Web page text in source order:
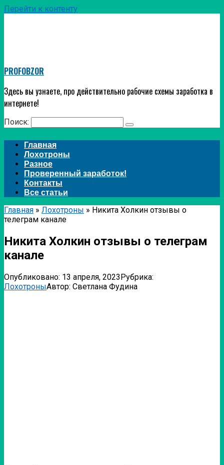
Перейти к контенту
PROFOBZOR
Здесь вы узнаете, про действительно рабочие схемы заработка в
интернете!
Поиск:
Главная
Лохотроны
Разное
Проверенный заработок!
Контакты
Все статьи
Главная » Лохотроны » Никита Холкин отзывы о
телеграм канале
Никита Холкин отзывы о телеграм
канале
Опубликовано: 13 апреля, 2023Рубрика:
ЛохотроныАвтор: Светлана Фудина